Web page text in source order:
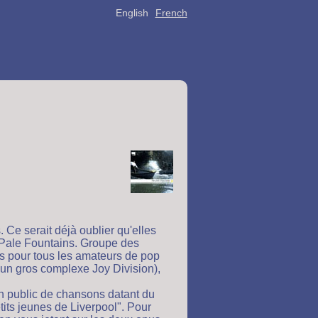
English French
Ce serait déjà oublier qu'elles
Fountains. Groupe des
pour tous les amateurs de pop
gros complexe Joy Division),
public de chansons datant du
jeunes de Liverpool". Pour